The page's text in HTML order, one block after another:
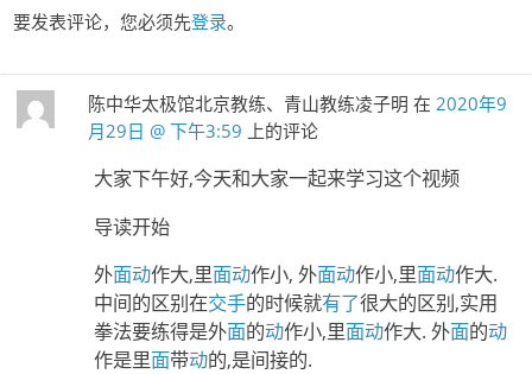
要发表评论，您必须先登录。
陈中华太极馆北京教练、青山教练凌子明 在 2020年9
月29日 @ 下午3:59 上的评论
大家下午好,今天和大家一起来学习这个视频
导读开始
外面动作大,里面动作小, 外面动作小,里面动作大.
中间的区别在交手的时候就有了很大的区别,实用
拳法要练得是外面的动作小,里面动作大. 外面的动
作是里面带动的,是间接的.